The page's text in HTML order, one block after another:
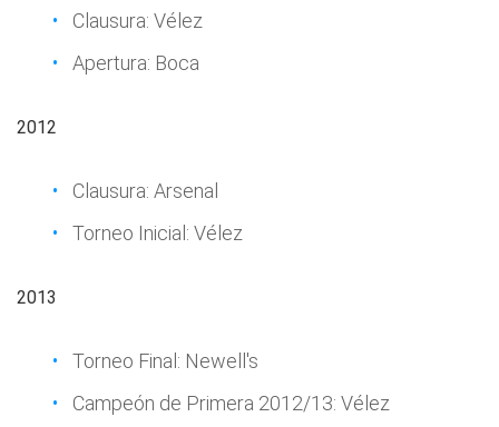
Clausura: Vélez
Apertura: Boca
2012
Clausura: Arsenal
Torneo Inicial: Vélez
2013
Torneo Final: Newell's
Campeón de Primera 2012/13: Vélez